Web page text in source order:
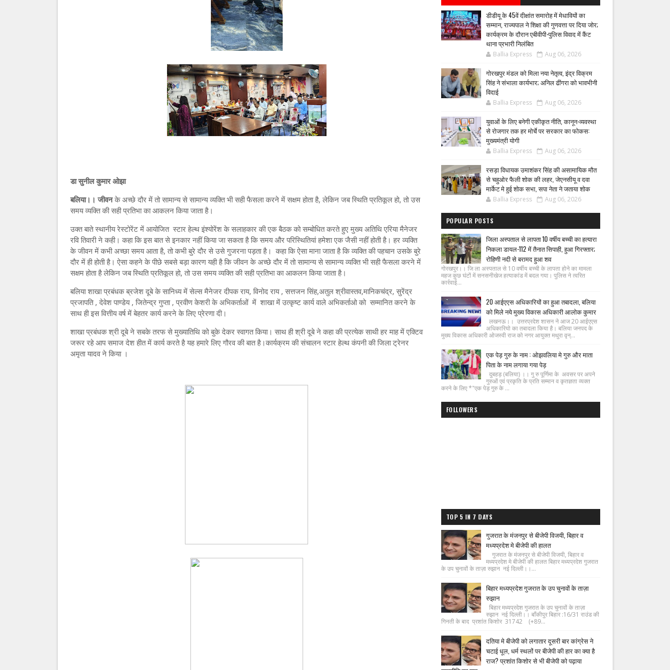
डा सुनील कुमार ओझा
बलिया।। जीवनके अच्छे दौर में तो सामान्य से सामान्य व्यक्ति भी सही फैसला करने में सक्षम होता है, लेकिन जब स्थिति प्रतिकूल हो, तो उस
समय व्यक्ति की सही प्रतिभा का आकलन किया जाता है।
उक्त बाते स्थानीय रेस्टोरेंट में आयोजित स्टार हेल्थ इंश्योरेंश के सलाहकार की एक बैठक को सम्बोधित करते हुए मुख्य अतिथि एरिया मैनेजर
रवि तिवारी ने कही। कहा कि इस बात से इनकार नहीं किया जा सकता है कि समय और परिस्थितियां हमेशा एक जैसी नहीं होती है। हर व्यक्ति
के जीवन में कभी अच्छा समय आता है, तो कभी बुरे दौर से उसे गुजरना पड़ता है। कहा कि ऐसा माना जाता है कि व्यक्ति की पहचान उसके बुरे
दौर में ही होती है। ऐसा कहने के पीछे सबसे बड़ा कारण यही है कि जीवन के अच्छे दौर में तो सामान्य से सामान्य व्यक्ति भी सही फैसला करने में
सक्षम होता है लेकिन जब स्थिति प्रतिकूल हो, तो उस समय व्यक्ति की सही प्रतिभा का आकलन किया जाता है।
बलिया शाखा प्रबंधक ब्रजेश दूबे के सानिध्य में सेल्स मैनेजर दीपक राय, विनोद राय , सत्तजन सिंह,अतुल श्रीवास्तव,मानिकचंद्र, सुरेंद्र
प्रजापति , देवेश पाण्डेय , जितेन्द्र गुप्ता , प्रवीण केशरी के अभिकर्ताओं में शाखा में उत्कृष्ट कार्य वाले अभिकर्ताओ को सम्मानित करने के
साथ ही इस वित्तीय वर्ष में बेहतर कार्य करने के लिए प्रेरणा दी।
शाखा प्रबंधक श्री दूबे ने सबके तरफ से मुख्यातिथि को बुके देकर स्वागत किया। साथ ही श्री दूबे ने कहा की प्रत्येक साथी हर माह में एक्टिव
जरूर रहे आप समाज देश हीत में कार्य करते है यह हमारे लिए गौरव की बात है।कार्यक्रम की संचालन स्टार हेल्थ कंपनी की जिला ट्रेनर
अमृता यादव ने किया ।
डीडीयू के 45वें दीक्षांत समारोह में मेधावियों का
सम्मान, राज्यपाल ने शिक्षा की गुणवत्ता पर दिया जोर;
कार्यक्रम के दौरान एबीवीपी-पुलिस विवाद में कैंट
थाना प्रभारी निलंबित
Ballia Express Aug 06, 2026
गोरखपुर मंडल को मिला नया नेतृत्व, इंद्र विक्रम
सिंह ने संभाला कार्यभार; अनिल ढींगरा को भावभीनी
विदाई
Ballia Express Aug 06, 2026
युवाओं के लिए बनेगी एकीकृत नीति, कानून-व्यवस्था
से रोजगार तक हर मोर्चे पर सरकार का फोकस:
मुख्यमंत्री योगी
Ballia Express Aug 06, 2026
रसड़ा विधायक उमाशंकर सिंह की असामायिक मौत
से चहुओर फैली शोक की लहर, जेएनसीयू व दवा
मार्केट मे हुई शोक सभा, सपा नेता ने जताया शोक
Ballia Express Aug 06, 2026
POPULAR POSTS
जिला अस्पताल से लापता 10 वर्षीय बच्ची का हत्यारा
निकला डायल-112 में तैनात सिपाही, हुआ गिरफ्तार;
रोहिणी नदी से बरामद हुआ शव
गोरखपुर।। जि ला अस्पताल से 10 वर्षीय बच्ची के लापता होने का मामला
महज कुछ घंटों में सनसनीखेज हत्याकांड में बदल गया। पुलिस ने त्वरित
कार्रवाई...
20 आईएएस अधिकारियों का हुआ तबादला, बलिया
को मिले नये मुख्य विकास अधिकारी आलोक कुमार
लखनऊ।। उत्तरप्रदेश शासन ने आज 20 आईएएस
अधिकारियो का तबादला किया है। बलिया जनपद के
मुख्य विकास अधिकारी ओजस्वी राज को नगर आयुक्त मथुरा वृन्...
एक पेड़ गुरु के नाम : ओझवलिया मे गुरु और माता
पिता के नाम लगाया गया पेड़
दुबहड़ (बलिया) ।। गु रु पूर्णिमा के अवसर पर अपने
गुरुओं एवं प्रकृति के प्रति सम्मान व कृतज्ञता व्यक्त
करने के लिए *"एक पेड़ गुरु के ...
FOLLOWERS
TOP 5 IN 7 DAYS
गुजरात के मंजनपुर से बीजेपी विजयी, बिहार व
मध्यप्रदेश मे बीजेपी की हालत
गुजरात के मंजनपुर से बीजेपी विजयी, बिहार व
मध्यप्रदेश मे बीजेपी की हालत बिहार मध्यप्रदेश गुजरात
के उप चुनावों के ताज़ा रुझान नई दिल्ली।।...
बिहार मध्यप्रदेश गुजरात के उप चुनावों के ताज़ा
रुझान
बिहार मध्यप्रदेश गुजरात के उप चुनावों के ताज़ा
रुझान नई दिल्ली।। बाँकीपुर बिहार :16/31 राउंड की
गिनती के बाद प्रशांत किशोर 31742 (+89...
दतिया मे बीजेपी को लगातार दूसरी बार कांग्रेस ने
चटाई धूल, धर्म स्थलों पर बीजेपी की हार का क्या है
राज? प्रशांत किशोर से भी बीजेपी को पढ़ाया